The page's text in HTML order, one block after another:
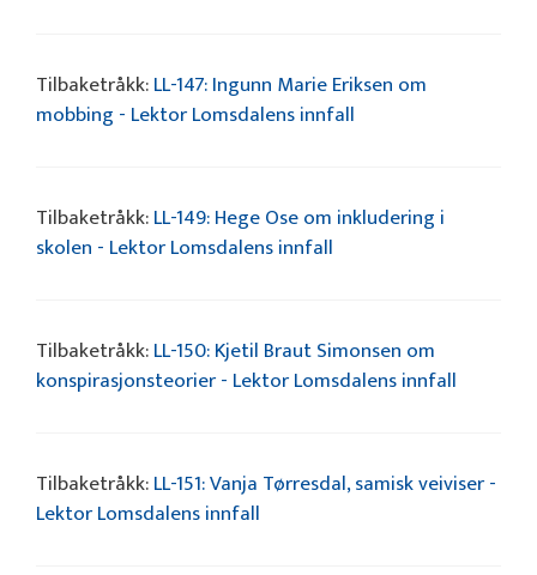
Tilbaketråkk:LL-147: Ingunn Marie Eriksen om
mobbing - Lektor Lomsdalens innfall
Tilbaketråkk:LL-149: Hege Ose om inkludering i
skolen - Lektor Lomsdalens innfall
Tilbaketråkk:LL-150: Kjetil Braut Simonsen om
konspirasjonsteorier - Lektor Lomsdalens innfall
Tilbaketråkk:LL-151: Vanja Tørresdal, samisk veiviser -
Lektor Lomsdalens innfall